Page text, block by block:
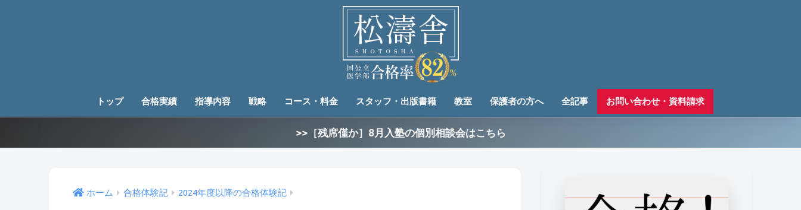
トップ 合格実績 指導内容 戦略 コース・料金 スタッフ・出版書籍 教室 保護者の方へ 全記事 お問い合わせ・資料請求
>>［残席僅か］8月入塾の個別相談会はこちら
ホーム 合格体験記 2024年度以降の合格体験記